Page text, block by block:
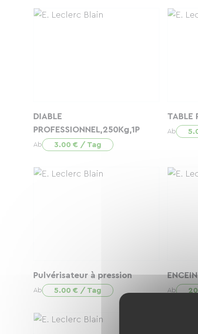
DIABLE
PROFESSIONNEL,250Kg,1P
Ab 3.00 € / Tag
TABLE
Ab
Pulvérisateur à pression
Ab 5.00 € / Tag Ab